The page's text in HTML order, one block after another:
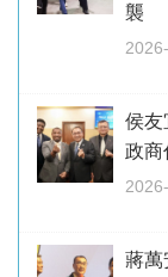
襲
侯
政商
蔣